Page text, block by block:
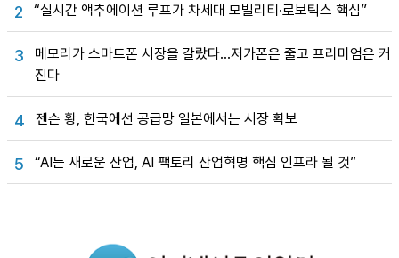
2 “실시간 액추에이션 루프가 차세대 모빌리티·로보틱스 핵심”
3
메모리가 스마트폰 시장을 갈랐다…저가폰은 줄고 프리미엄은 커
진다
4 젠슨 황, 한국에선 공급망 일본에서는 시장 확보
5 “AI는 새로운 산업, AI 팩토리 산업혁명 핵심 인프라 될 것”